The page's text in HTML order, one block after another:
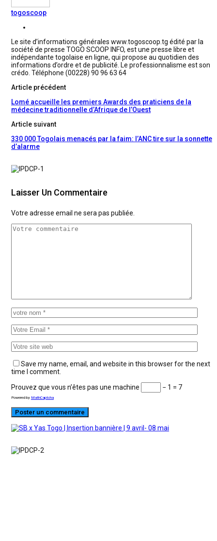
togoscoop
Le site d’informations générales www.togoscoop.tg édité par la
société de presse TOGO SCOOP INFO, est une presse libre et
indépendante togolaise en ligne, qui propose au quotidien des
informations d’ordre et de publicité. Le professionnalisme est son
crédo. Téléphone (00228) 90 96 63 64
Article précédent
Lomé accueille les premiers Awards des praticiens de la
médecine traditionnelle d’Afrique de l’Ouest
Article suivant
330 000 Togolais menacés par la faim: l’ANC tire sur la sonnette
d’alarme
Laisser Un Commentaire
Votre adresse email ne sera pas publiée.
Save my name, email, and website in this browser for the next
time I comment.
Prouvez que vous n’êtes pas une machine
− 1 = 7
Powered by MathCaptcha